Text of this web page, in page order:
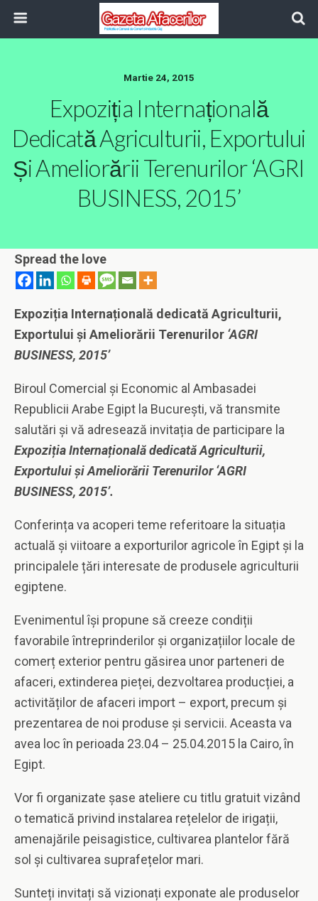
Martie 24, 2015
Expoziția Internațională
Dedicată Agriculturii, Exportului
Și Ameliorării Terenurilor ‘AGRI
BUSINESS, 2015’
Spread the love
Expoziția Internațională dedicată Agriculturii,
Exportului și Ameliorării Terenurilor ‘AGRI
BUSINESS, 2015’
Biroul Comercial și Economic al Ambasadei
Republicii Arabe Egipt la București, vă transmite
salutări și vă adresează invitația de participare la
Expoziția Internațională dedicată Agriculturii,
Exportuluiși Ameliorării Terenurilor ‘AGRI
BUSINESS, 2015’.
Conferința va acoperi teme referitoare la situația
actuală și viitoare a exporturilor agricole în Egipt și la
principalele țări interesate de produsele agriculturii
egiptene.
Evenimentul își propune să creeze condiții
favorabile întreprinderilor și organizațiilor locale de
comerț exterior pentru găsirea unor parteneri de
afaceri, extinderea pieței, dezvoltarea producției, a
activităților de afaceri import – export, precum și
prezentarea de noi produse și servicii. Aceasta va
avea loc în perioada 23.04 – 25.04.2015 la Cairo, în
Egipt.
Vor fi organizate șase ateliere cu titlu gratuit vizând
o tematică privind instalarea rețelelor de irigații,
amenajările peisagistice, cultivarea plantelor fără
sol și cultivarea suprafețelor mari.
Sunteți invitați să vizionați exponate ale produselor